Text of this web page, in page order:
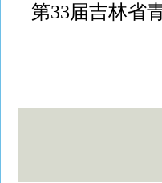
第33届吉林省